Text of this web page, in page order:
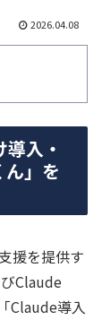
2026.04.08
入・
」を
援を提供す
Claude
Claude導入